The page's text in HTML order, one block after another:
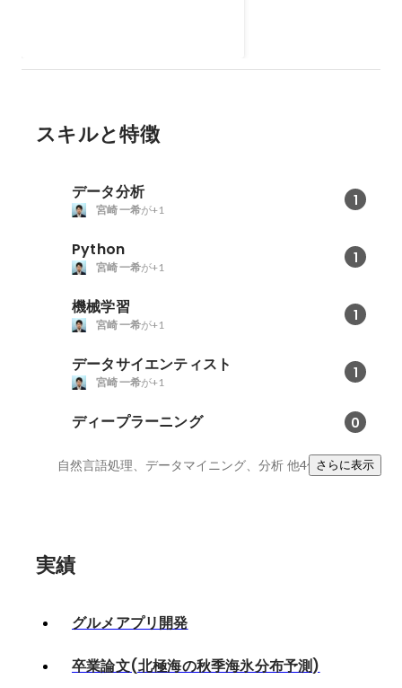
た。
スキルと特徴
データ分析 1
宮崎 一希が+1
Python 1
宮崎 一希が+1
機械学習 1
宮崎 一希が+1
データサイエンティスト 1
宮崎 一希が+1
ディープラーニング 0
自然言語処理、データマイニング、分析 他4件さらに表示
実績
グルメアプリ開発
卒業論文(北極海の秋季海氷分布予測)